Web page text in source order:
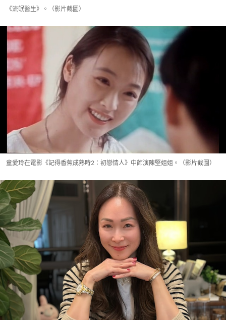
《流氓醫生》。（影片截圖）
童愛玲在電影《記得香蕉成熟時2：初戀情人》中飾演陳堅姐姐。（影片截圖）